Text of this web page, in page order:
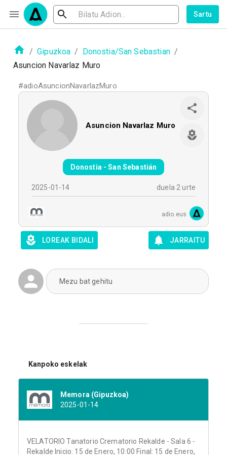
Sartu
/ Gipuzkoa / Donostia/San Sebastian /
Asuncion Navarlaz Muro
#adioAsuncionNavarlazMuro
Asuncion Navarlaz Muro
Donostia - San Sebastián
2025-01-14 duela 2 urte
adio.eus
LOREAK BIDALI JARRAITU
Mezu bat gehitu
Kanpoko eskelak
Memora (Gipuzkoa)
2025-01-14
VELATORIO Tanatorio Crematorio Rekalde - Sala 6 -
Rekalde Inicio: 15 de Enero, 10:00 Final: 15 de Enero,